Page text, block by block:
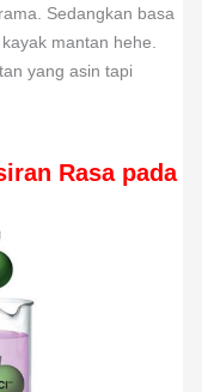
Sedangkan basa
mantan hehe.
yang asin tapi
Rasa pada